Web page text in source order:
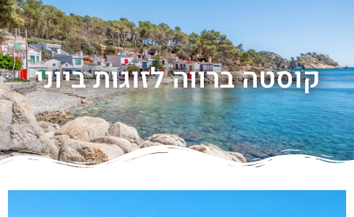
קוסטה ברווה לזוגות ביוני